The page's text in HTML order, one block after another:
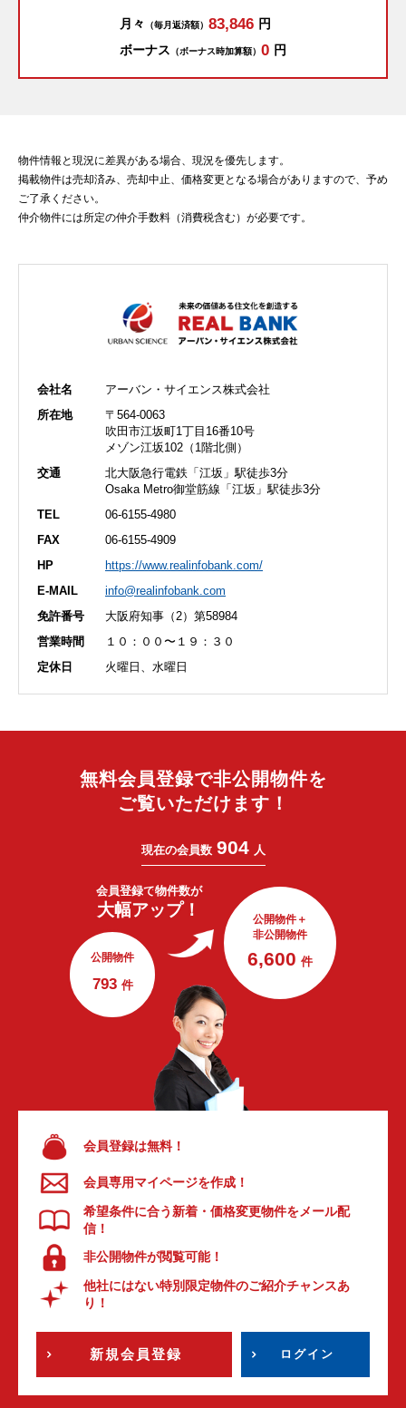
月々 （毎月返済額） 83,846 円
ボーナス （ボーナス時加算額） 0 円
物件情報と現況に差異がある場合、現況を優先します。
掲載物件は売却済み、売却中止、価格変更となる場合がありますので、予め
ご了承ください。
仲介物件には所定の仲介手数料（消費税含む）が必要です。
会社名
アーバン・サイエンス株式会社
所在地
〒564-0063
吹田市江坂町1丁目16番10号
メゾン江坂102（1階北側）
交通
北大阪急行電鉄「江坂」駅徒歩3分
Osaka Metro御堂筋線「江坂」駅徒歩3分
TEL
06-6155-4980
FAX
06-6155-4909
HP
https://www.realinfobank.com/
E-MAIL
info@realinfobank.com
免許番号
大阪府知事（2）第58984
営業時間
１０：００〜１９：３０
定休日
火曜日、水曜日
無料会員登録で非公開物件を
ご覧いただけます！
現在の会員数 904 人
会員登録で物件数が
大幅アップ！
公開物件
793 件
公開物件＋
非公開物件
6,600 件
会員登録は無料！
会員専用マイページを作成！
希望条件に合う新着・価格変更物件をメール配
信！
非公開物件が閲覧可能！
他社にはない特別限定物件のご紹介チャンスあ
り！
新規会員登録 ログイン